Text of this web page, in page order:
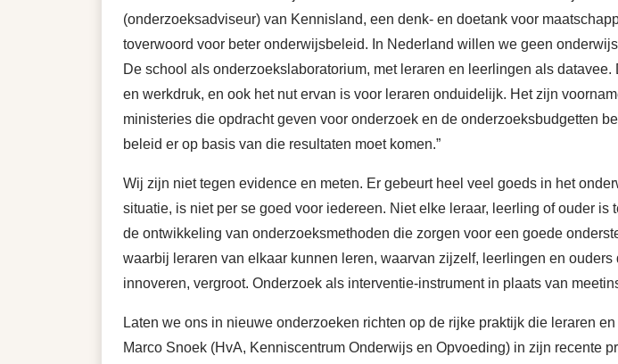
(onderzoeksadviseur) van Kennisland, een denk- en doetank voor
toverwoord voor beter onderwijsbeleid. In Nederland willen we geen
De school als onderzoekslaboratorium, met leraren en leerlingen als
en werkdruk, en ook het nut ervan is voor leraren onduidelijk. Het zijn
ministeries die opdracht geven voor onderzoek en de onderzoeksbudgetten
beleid er op basis van die resultaten moet komen.”
Wij zijn niet tegen evidence en meten. Er gebeurt heel veel goeds in het
situatie, is niet per se goed voor iedereen. Niet elke leraar, leerling of ouder
de ontwikkeling van onderzoeksmethoden die zorgen voor een goede
waarbij leraren van elkaar kunnen leren, waarvan zijzelf, leerlingen en
innoveren, vergroot. Onderzoek als interventie-instrument in plaats van
Laten we ons in nieuwe onderzoeken richten op de rijke praktijk die leraren
Marco Snoek (HvA, Kenniscentrum Onderwijs en Opvoeding) in zijn recente